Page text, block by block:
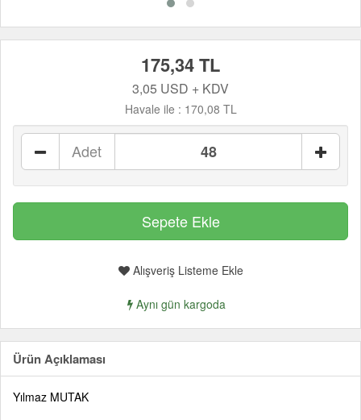
175,34 TL
3,05 USD + KDV
Havale ile : 170,08 TL
Adet
Alışveriş Listeme Ekle
Aynı gün kargoda
Ürün Açıklaması
Yılmaz MUTAK